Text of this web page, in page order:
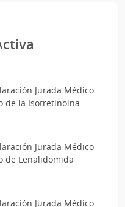
Jurada Médico
de la Isotretinoina
Jurada Médico
de Lenalidomida
Jurada Médico